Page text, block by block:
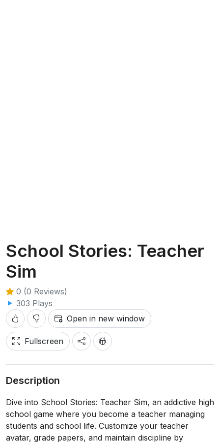
School Stories: Teacher
Sim
0 (0 Reviews)
303 Plays
Open in new window
Fullscreen
Description
Dive into School Stories: Teacher Sim, an addictive high
school game where you become a teacher managing
students and school life. Customize your teacher
avatar, grade papers, and maintain discipline by